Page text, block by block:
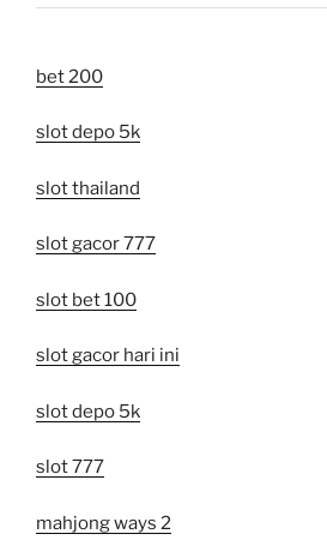
bet 200
slot depo 5k
slot thailand
slot gacor 777
slot bet 100
slot gacor hari ini
slot depo 5k
slot 777
mahjong ways 2